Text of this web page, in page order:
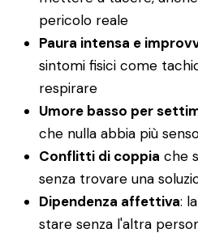
pericolo reale
Paura intensa e
sintomi fisici come
respirare
Umore basso per
che nulla abbia più
Conflitti di coppia che
senza trovare una
Dipendenza affettiva:
stare senza l'altra